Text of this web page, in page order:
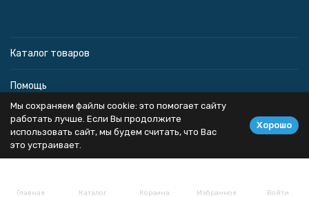
Главная Каталог Корзина Избранное Войти
Каталог товаров
Помощь
Информация
Политика персональных данных
Мы сохраняем файлы cookie: это помогает сайту
работать лучше. Если Вы продолжите
использовать сайт, мы будем считать, что Вас
это устраивает.
Хорошо